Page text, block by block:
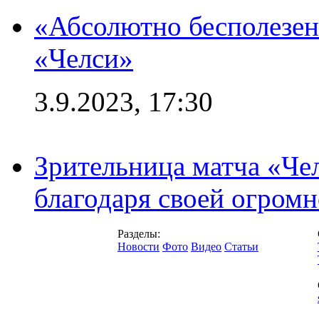
«Абсолютно
«Челси»
3.9.2023, 17:30
Зрительница матча
благодаря своей
Разделы:
Новости Фото Видео Статьи